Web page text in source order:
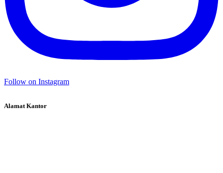
Follow on Instagram
Alamat Kantor